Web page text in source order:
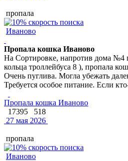
пропала
Иваново
Пропала кошка Иваново
На Сортировке, напротив дома №4
кольца троллейбуса 8 ), пропала
Очень пуглива. Могла убежать
Требуется особое питание. Если
Пропала кошка Иваново
17395
518
27 мая 2026
пропала
Иваново